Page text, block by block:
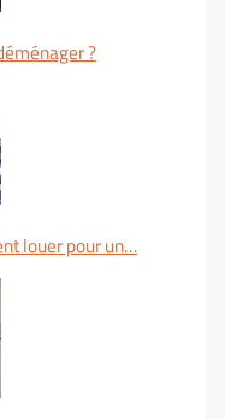
?
louer pour un…